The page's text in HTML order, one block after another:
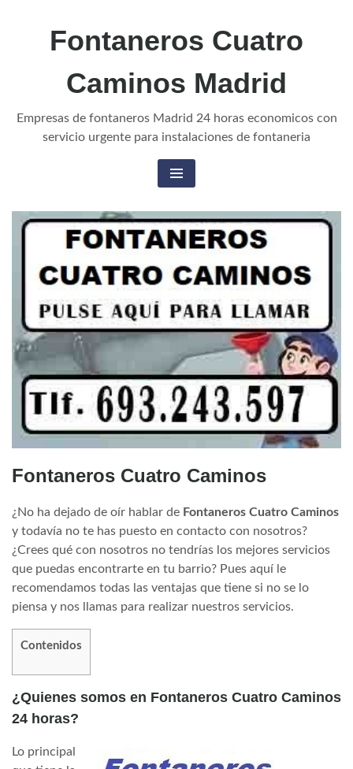
Fontaneros Cuatro
Caminos Madrid
Empresas de fontaneros Madrid 24 horas economicos con
servicio urgente para instalaciones de fontaneria
Fontaneros Cuatro Caminos
¿No ha dejado de oír hablar de Fontaneros Cuatro Caminos
y todavía no te has puesto en contacto con nosotros?
¿Crees qué con nosotros no tendrías los mejores servicios
que puedas encontrarte en tu barrio? Pues aquí le
recomendamos todas las ventajas que tiene si no se lo
piensa y nos llamas para realizar nuestros servicios.
Contenidos
¿Quienes somos en Fontaneros Cuatro Caminos
24 horas?
Lo principal